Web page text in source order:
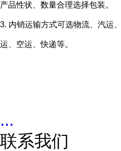
产品性状、数量合理选择包装。
3. 内销运输方式可选物流、汽运
运、空运、快递等。
...
联系我们